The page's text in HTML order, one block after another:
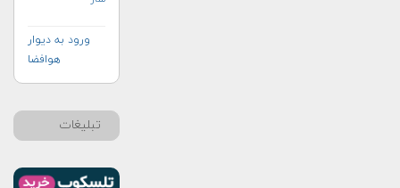
ورود به دیوار
هوافضا
تبلیغات